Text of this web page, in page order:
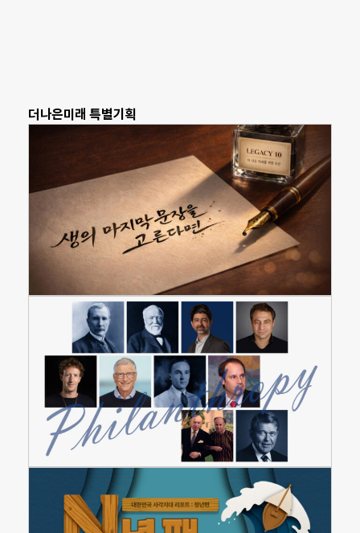
더나은미래 특별기획